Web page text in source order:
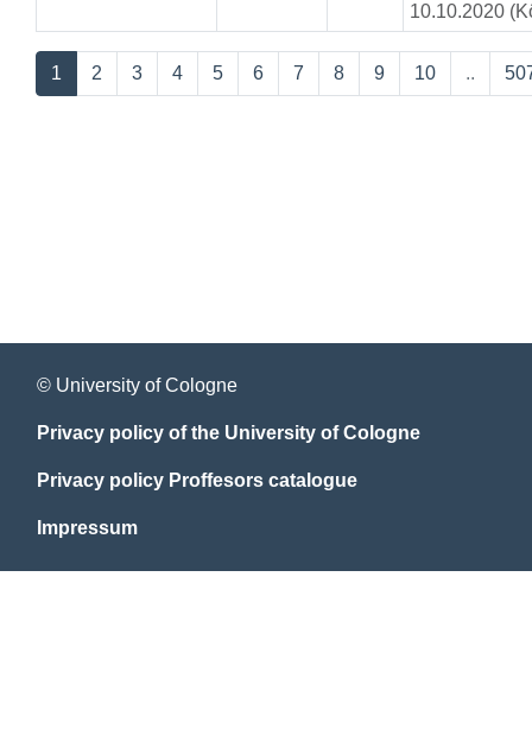
10.10.2020
1 2 3 4 5 6 7 8 9 10 ..
© University of Cologne
Privacy policy of the University of Cologne
Privacy policy Proffesors catalogue
Impressum